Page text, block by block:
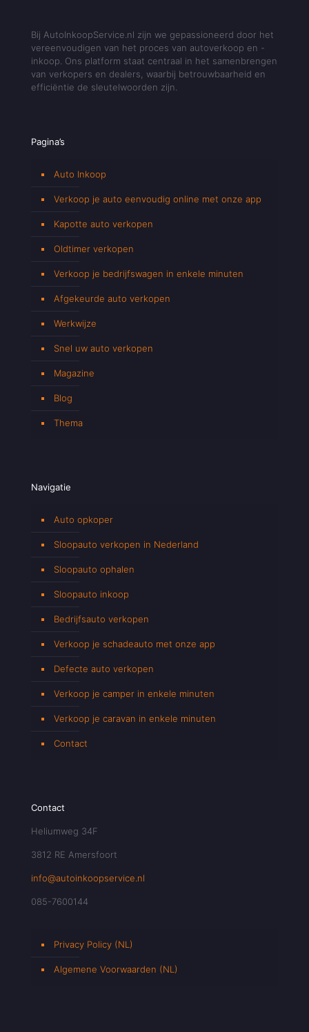
Bij AutoInkoopService.nl zijn we gepassioneerd door het
vereenvoudigen van het proces van autoverkoop en -
inkoop. Ons platform staat centraal in het samenbrengen
van verkopers en dealers, waarbij betrouwbaarheid en
efficiëntie de sleutelwoorden zijn.
Pagina’s
Auto Inkoop
Verkoop je auto eenvoudig online met onze app
Kapotte auto verkopen
Oldtimer verkopen
Verkoop je bedrijfswagen in enkele minuten
Afgekeurde auto verkopen
Werkwijze
Snel uw auto verkopen
Magazine
Blog
Thema
Navigatie
Auto opkoper
Sloopauto verkopen in Nederland
Sloopauto ophalen
Sloopauto inkoop
Bedrijfsauto verkopen
Verkoop je schadeauto met onze app
Defecte auto verkopen
Verkoop je camper in enkele minuten
Verkoop je caravan in enkele minuten
Contact
Contact
Heliumweg 34F
3812 RE Amersfoort
info@autoinkoopservice.nl
085-7600144
Privacy Policy (NL)
Algemene Voorwaarden (NL)